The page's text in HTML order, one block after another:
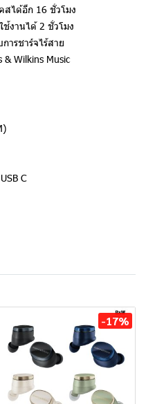
สได้อีก 16 ชั่วโมง
ช้งานได้ 2 ชั่วโมง
ารชาร์จไร้สาย
& Wilkins Music
C
-17%